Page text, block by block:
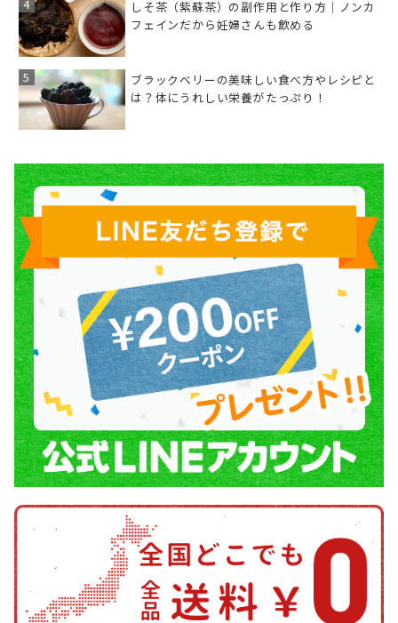
しそ茶（紫蘇茶）の副作用と作り方｜ノンカ
フェインだから妊婦さんも飲める
ブラックベリーの美味しい食べ方やレシピと
は？体にうれしい栄養がたっぷり！